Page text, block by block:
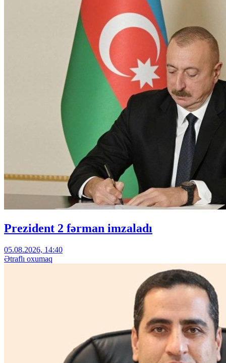
Prezident 2 fərman imzaladı
05.08.2026, 14:40
Ətraflı oxumaq